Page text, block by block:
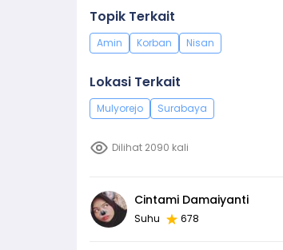
Topik Terkait
Amin Korban Nisan
Lokasi Terkait
Mulyorejo Surabaya
Dilihat 2090 kali
Cintami Damaiyanti
Suhu 678